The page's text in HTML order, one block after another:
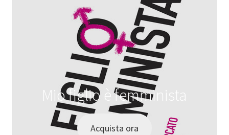
Mio figlio è femminista
Acquista ora